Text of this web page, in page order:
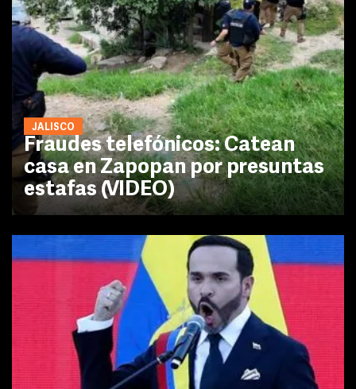
JALISCO
Fraudes telefónicos: Catean
casa en Zapopan por presuntas
estafas (VIDEO)